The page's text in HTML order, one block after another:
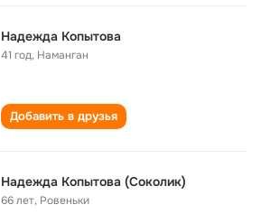
Надежда Копытова
41 год, Наманган
Добавить в друзья
Надежда Копытова (Соколик)
66 лет, Ровеньки